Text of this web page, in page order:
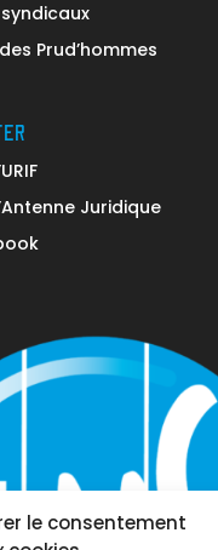
le consentement
Prud’hommes
Juridique